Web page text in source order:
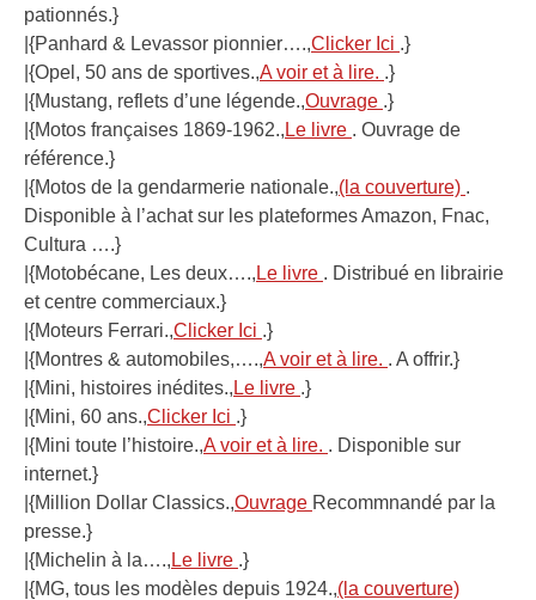
pationnés.}
|{Panhard & Levassor pionnier….,Clicker Ici .}
|{Opel, 50 ans de sportives.,A voir et à lire. .}
|{Mustang, reflets d’une légende.,Ouvrage .}
|{Motos françaises 1869-1962., Le livre . Ouvrage de
référence.}
|{Motos de la gendarmerie nationale.,(la couverture) .
Disponible à l’achat sur les plateformes Amazon, Fnac,
Cultura ….}
|{Motobécane, Les deux…., Le livre . Distribué en librairie
et centre commerciaux.}
|{Moteurs Ferrari.,Clicker Ici .}
|{Montres & automobiles,….,A voir et à lire. . A offrir.}
|{Mini, histoires inédites., Le livre .}
|{Mini, 60 ans.,Clicker Ici .}
|{Mini toute l’histoire.,A voir et à lire. . Disponible sur
internet.}
|{Million Dollar Classics.,Ouvrage Recommnandé par la
presse.}
|{Michelin à la…., Le livre .}
|{MG, tous les modèles depuis 1924.,(la couverture)